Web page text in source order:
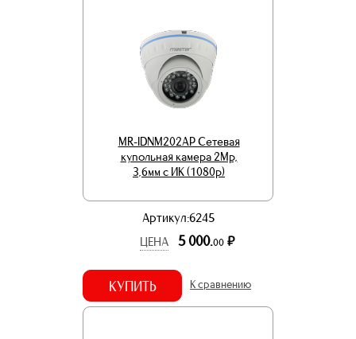
MR-IDNM202AP Сетевая
купольная камера 2Mp,
3,6мм с ИК (1080p)
Артикул:6245
ЦЕНА
5 000.00 р.
КУПИТЬ К сравнению